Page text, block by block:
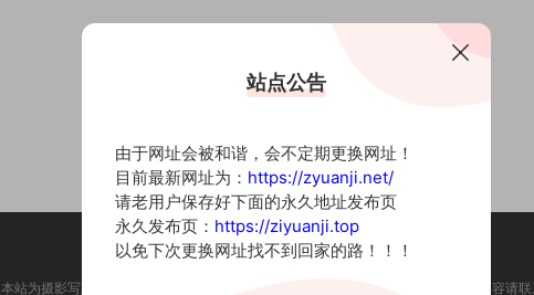
本站为摄影写真图片网站，内容来自网络收集整理，仅作个人学习使用。如有违法内容请
站点公告
由于网址会被和谐，会不定期更换网址！
目前最新网址为： https://zyuanji.net/
请老用户保存好下面的永久地址发布页
永久发布页： https://ziyuanji.top
以免下次更换网址找不到回家的路！！！